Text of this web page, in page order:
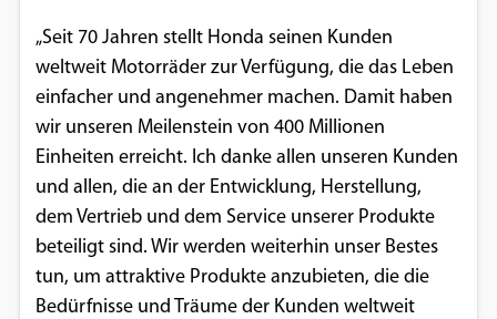
„Seit 70 Jahren stellt Honda seinen Kunden
weltweit Motorräder zur Verfügung, die das Leben
einfacher und angenehmer machen. Damit haben
wir unseren Meilenstein von 400 Millionen
Einheiten erreicht. Ich danke allen unseren Kunden
und allen, die an der Entwicklung, Herstellung,
dem Vertrieb und dem Service unserer Produkte
beteiligt sind. Wir werden weiterhin unser Bestes
tun, um attraktive Produkte anzubieten, die die
Bedürfnisse und Träume der Kunden weltweit
EXTERNE MEDIEN
Um Inhalte von Videoplattformen und
Medien Cookies gesetzt.
YouTube